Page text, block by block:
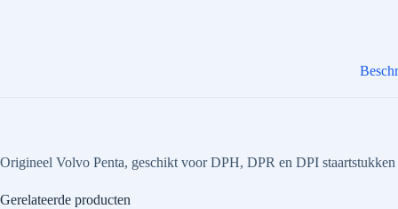
Origineel Volvo Penta, geschikt voor DPH, DPR en DPI
Gerelateerde producten